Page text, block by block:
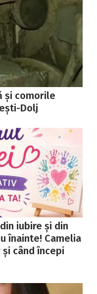
și comorile
Dolj
iubire și din
înainte! Camelia
și când începi